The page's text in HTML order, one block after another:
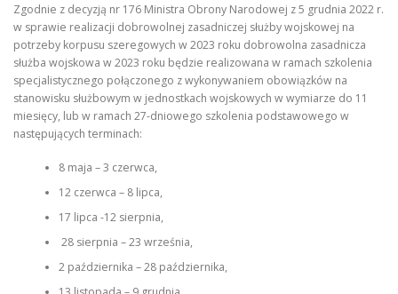
Zgodnie z decyzją nr 176 Ministra Obrony Narodowej z 5 grudnia 2022 r.
w sprawie realizacji dobrowolnej zasadniczej służby wojskowej na
potrzeby korpusu szeregowych w 2023 roku dobrowolna zasadnicza
służba wojskowa w 2023 roku będzie realizowana w ramach szkolenia
specjalistycznego połączonego z wykonywaniem obowiązków na
stanowisku służbowym w jednostkach wojskowych w wymiarze do 11
miesięcy, lub w ramach 27-dniowego szkolenia podstawowego w
następujących terminach:
8 maja – 3 czerwca,
12 czerwca – 8 lipca,
17 lipca -12 sierpnia,
28 sierpnia – 23 września,
2 października – 28 października,